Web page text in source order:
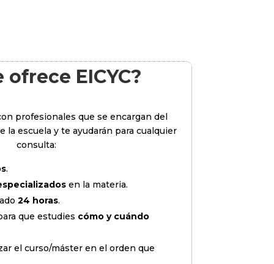
ofrece EICYC?
profesionales que se encargan del
escuela y te ayudarán para cualquier
consulta:
.
en la materia.
24 horas.
que estudies cómo y cuándo
el curso/máster en el orden que